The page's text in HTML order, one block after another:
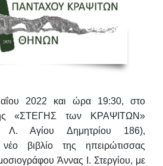
2022 και ώρα 19:30, στο
«ΣΤΕΓΗΣ των ΚΡΑΨΙΤΩΝ»
Αγίου Δημητρίου 186),
βιβλίο της ηπειρώτισσας
Άννας Ι. Στεργίου, με